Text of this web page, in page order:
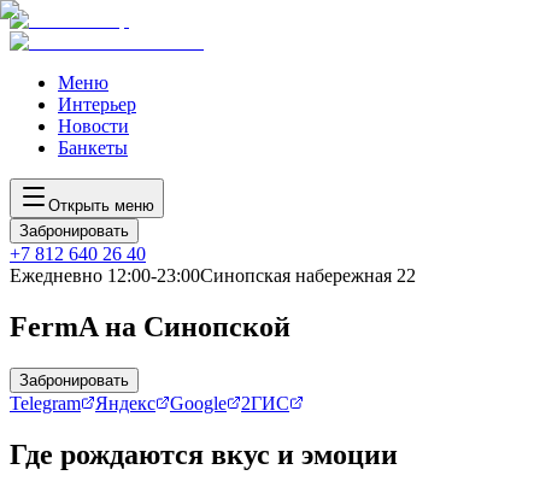
Меню
Интерьер
Новости
Банкеты
Открыть меню
Забронировать
+7 812 640 26 40
Ежедневно 12:00-23:00Синопская набережная 22
FermA на Синопской
Забронировать
Telegram Яндекс Google 2ГИС
Где рождаются вкус и эмоции